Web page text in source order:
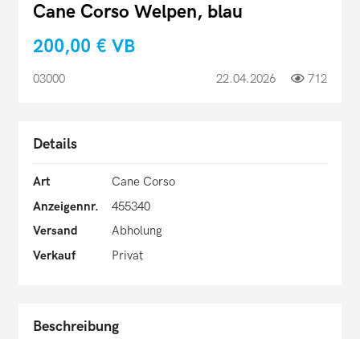
Cane Corso Welpen, blau
200,00 € VB
03000 22.04.2026 712
Details
Art
Cane Corso
Anzeigennr.
455340
Versand
Abholung
Verkauf
Privat
Beschreibung